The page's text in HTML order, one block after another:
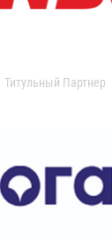
Титульный Партнер